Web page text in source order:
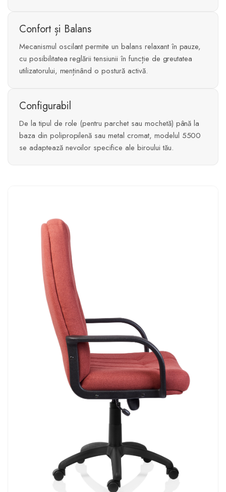
Confort și Balans
Mecanismul oscilant permite un balans relaxant în pauze,
cu posibilitatea reglării tensiunii în funcție de greutatea
utilizatorului, menținând o postură activă.
Configurabil
De la tipul de role (pentru parchet sau mochetă) până la
baza din polipropilenă sau metal cromat, modelul 5500
se adaptează nevoilor specifice ale biroului tău.